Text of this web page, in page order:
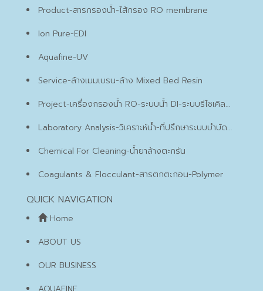
Product-สารกรองน้ำ-ไส้กรอง RO membrane
Ion Pure-EDI
Aquafine-UV
Service-ล้างเมมเบรน-ล้าง Mixed Bed Resin
Project-เครื่องกรองน้ำ RO-ระบบน้ำ DI-ระบบรีไซเคิลน้ำเสีย
Laboratory Analysis-วิเคราะห์น้ำ-ที่ปรึกษาระบบบำบัดน้ำเสีย
Chemical For Cleaning-น้ำยาล้างตะกรัน
Coagulants & Flocculant-สารตกตะกอน-Polymer
QUICK NAVIGATION
Home
ABOUT US
OUR BUSINESS